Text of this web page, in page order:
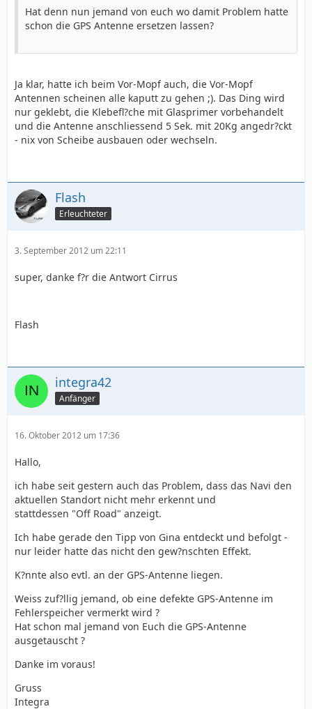
Hat denn nun jemand von euch wo damit Problem hatte
schon die GPS Antenne ersetzen lassen?
Ja klar, hatte ich beim Vor-Mopf auch, die Vor-Mopf
Antennen scheinen alle kaputt zu gehen ;). Das Ding wird
nur geklebt, die Klebefl?che mit Glasprimer vorbehandelt
und die Antenne anschliessend 5 Sek. mit 20Kg angedr?ckt
- nix von Scheibe ausbauen oder wechseln.
Flash
Erleuchteter
3. September 2012 um 22:11
super, danke f?r die Antwort Cirrus
Flash
integra42
Anfänger
16. Oktober 2012 um 17:36
Hallo,
ich habe seit gestern auch das Problem, dass das Navi den
aktuellen Standort nicht mehr erkennt und
stattdessen "Off Road" anzeigt.
Ich habe gerade den Tipp von Gina entdeckt und befolgt -
nur leider hatte das nicht den gew?nschten Effekt.
K?nnte also evtl. an der GPS-Antenne liegen.
Weiss zuf?llig jemand, ob eine defekte GPS-Antenne im
Fehlerspeicher vermerkt wird ?
Hat schon mal jemand von Euch die GPS-Antenne
ausgetauscht ?
Danke im voraus!
Gruss
Integra